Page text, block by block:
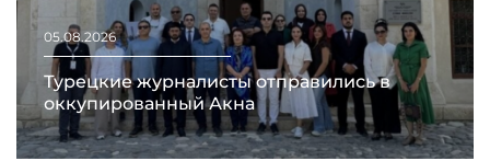
05.08.2026
Турецкие журналисты отправились в
оккупированный Акна